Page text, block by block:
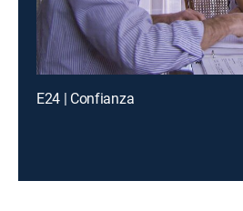
E24 | Confianza